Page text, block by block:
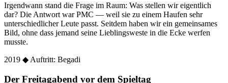
Irgendwann stand die Frage im Raum: Was stellen wir eigentlich
dar? Die Antwort war PMC — weil sie zu einem Haufen sehr
unterschiedlicher Leute passt. Seitdem haben wir ein gemeinsames
Bild, ohne dass jemand seine Lieblingsweste in die Ecke werfen
musste.
2019 ◆ Auftritt: Begadi
Der Freitagabend vor dem Spieltag